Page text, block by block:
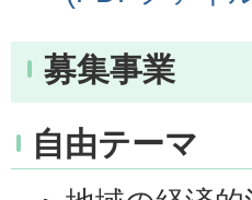
募集事業
自由テーマ